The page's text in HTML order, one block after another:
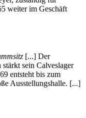
weiter im Geschäft
[...] Der
sein Calveslager
entsteht bis zum
Ausstellungshalle. [...]